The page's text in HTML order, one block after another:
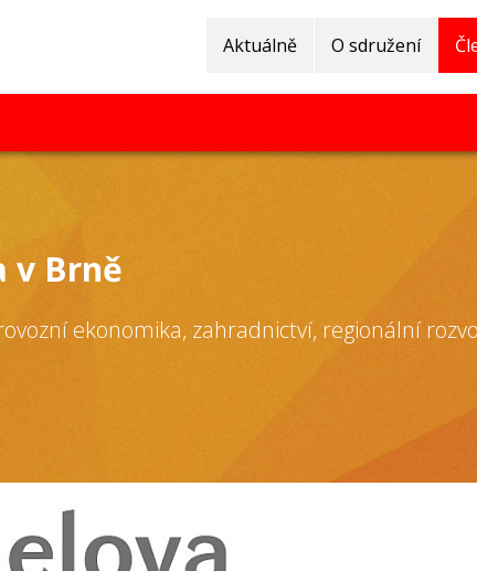
Aktuálně O sdružení
v Brně
ekonomika, zahradnictví, regionální